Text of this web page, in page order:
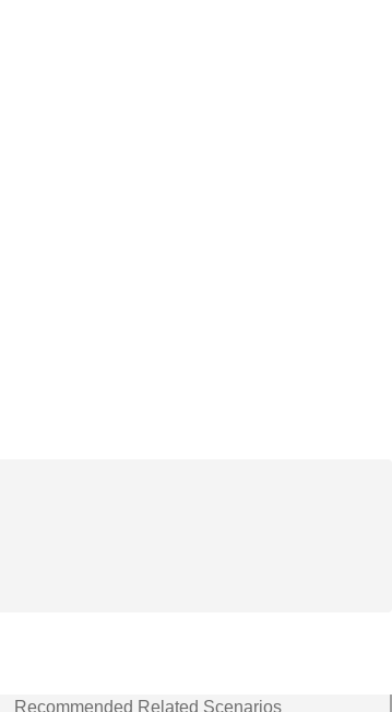
Recommended Related Scenarios